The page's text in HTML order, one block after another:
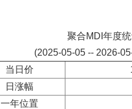
聚合MDI年度
(2025-05-05 -- 2026-
当日价
日涨幅
一年位置